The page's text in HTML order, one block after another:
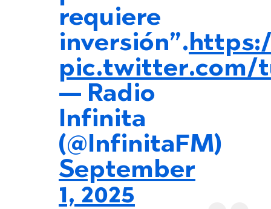
requiere
inversión”.
pic.twitter.com/
— Radio
Infinita
(@InfinitaFM)
September
1, 2025